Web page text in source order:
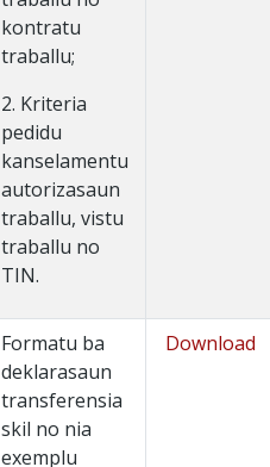
kontratu
traballu;
2. Kriteria
pedidu
kanselamentu
autorizasaun
traballu, vistu
traballu no
TIN.
Formatu ba
deklarasaun
transferensia
skil no nia
exemplu
Download